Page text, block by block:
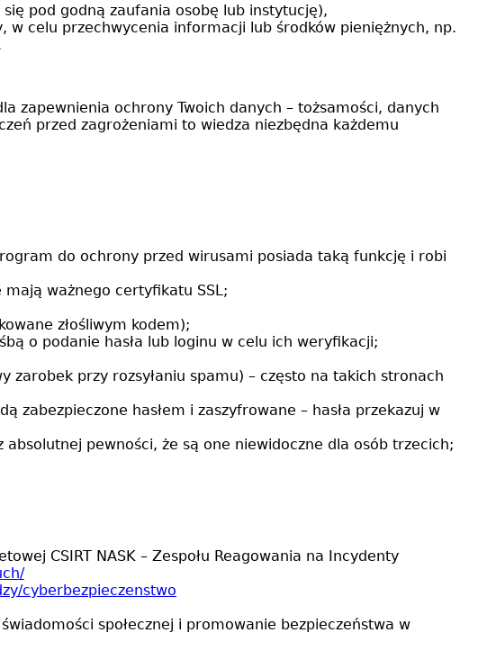
pod godną zaufania osobę lub instytucję),
celu przechwycenia informacji lub środków pieniężnych, np.
zapewnienia ochrony Twoich danych – tożsamości, danych
przed zagrożeniami to wiedza niezbędna każdemu
do ochrony przed wirusami posiada taką funkcję i robi
ważnego certyfikatu SSL;
złośliwym kodem);
o podanie hasła lub loginu w celu ich weryfikacji;
przy rozsyłaniu spamu) – często na takich stronach
hasłem i zaszyfrowane – hasła przekazuj w
pewności, że są one niewidoczne dla osób trzecich;
CSIRT NASK – Zespołu Reagowania na Incydenty
cyberbezpieczenstwo
społecznej i promowanie bezpieczeństwa w